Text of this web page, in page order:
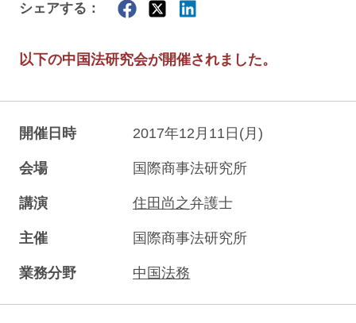
シェアする：
以下の中国法研究会が開催されました。
開催日時 2017年12月11日(月)
会場 国際商事法研究所
講演 住田尚之弁護士
主催 国際商事法研究所
業務分野 中国法務